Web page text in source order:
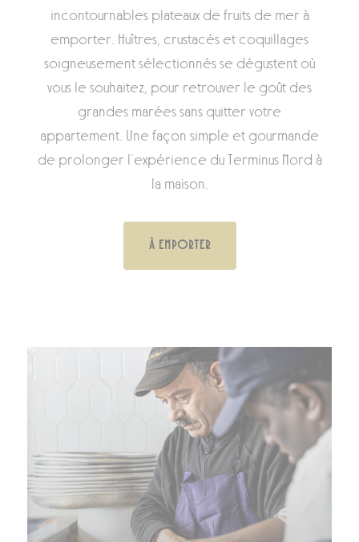
incontournables plateaux de fruits de mer à
emporter. Huîtres, crustacés et coquillages
soigneusement sélectionnés se dégustent où
vous le souhaitez, pour retrouver le goût des
grandes marées sans quitter votre
appartement. Une façon simple et gourmande
de prolonger l’expérience du Terminus Nord à
la maison.
À EMPORTER